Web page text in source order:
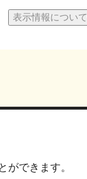
表示情報について
できます。